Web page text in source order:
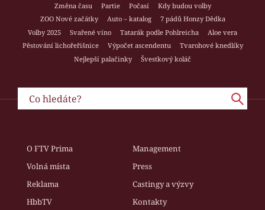
Změna času
Partie Počasí
Kdy budou volby
ZOO Nové začátky
Auto – katalog
7 pádů Honzy Dědka
Volby 2025
Svařené víno Tatarák podle Pohlreicha
Aloe vera
Pěstování lichořeřišnice
Výpočet ascendentu
Tvarohové knedlíky
Nejlepší palačinky
Švestkový koláč
O FTV Prima
Management
Volná místa
Press
Reklama
Castingy a výzvy
HbbTV
Kontakty